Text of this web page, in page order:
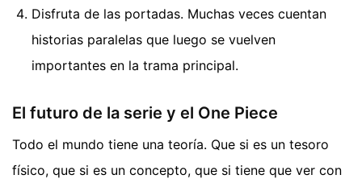
Disfruta de las portadas. Muchas veces cuentan
historias paralelas que luego se vuelven
importantes en la trama principal.
El futuro de la serie y el One Piece
Todo el mundo tiene una teoría. Que si es un tesoro
físico, que si es un concepto, que si tiene que ver con